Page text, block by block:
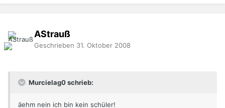
AStrauß
Geschrieben 31. Oktober 2008
Murcielag0 schrieb:
äehm nein ich bin kein schüler!